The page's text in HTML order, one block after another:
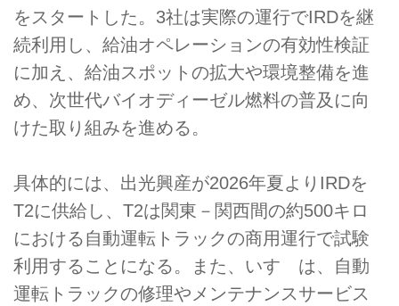
をスタートした。3社は実際の運行でIRDを継
続利用し、給油オペレーションの有効性検証
に加え、給油スポットの拡大や環境整備を進
め、次世代バイオディーゼル燃料の普及に向
けた取り組みを進める。
具体的には、出光興産が2026年夏よりIRDを
T2に供給し、T2は関東－関西間の約500キロ
における自動運転トラックの商用運行で試験
利用することになる。また、いすゞは、自動
運転トラックの修理やメンテナンスサービス